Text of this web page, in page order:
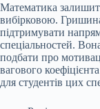
Математика
вибірковою.
підтримувати
спеціальностей.
подбати про
вагового
для студентів цих